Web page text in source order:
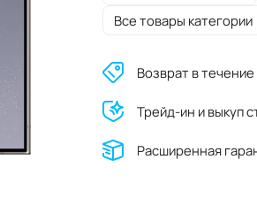
Все товары категории
Возврат в течение
Трейд-ин и выкуп
Расширенная